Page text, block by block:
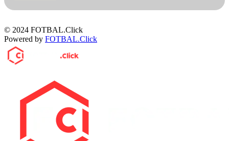
© 2024 FOTBAL.Click
Powered by FOTBAL.Click